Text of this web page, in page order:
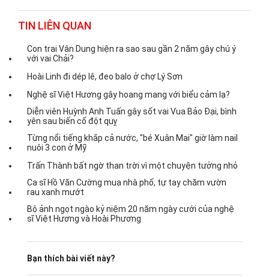
TIN LIÊN QUAN
Con trai Vân Dung hiện ra sao sau gần 2 năm gây chú ý
với vai Chải?
Hoài Linh đi dép lê, đeo balo ở chợ Lý Sơn
Nghệ sĩ Việt Hương gây hoang mang với biểu cảm lạ?
Diễn viên Huỳnh Anh Tuấn gây sốt vai Vua Bảo Đại, bình
yên sau biến cố đột quỵ
Từng nổi tiếng khắp cả nước, "bé Xuân Mai" giờ làm nail
nuôi 3 con ở Mỹ
Trấn Thành bất ngờ than trời vì một chuyện tưởng nhỏ
Ca sĩ Hồ Văn Cường mua nhà phố, tự tay chăm vườn
rau xanh mướt
Bộ ảnh ngọt ngào kỷ niệm 20 năm ngày cưới của nghệ
sĩ Việt Hương và Hoài Phương
Bạn thích bài viết này?